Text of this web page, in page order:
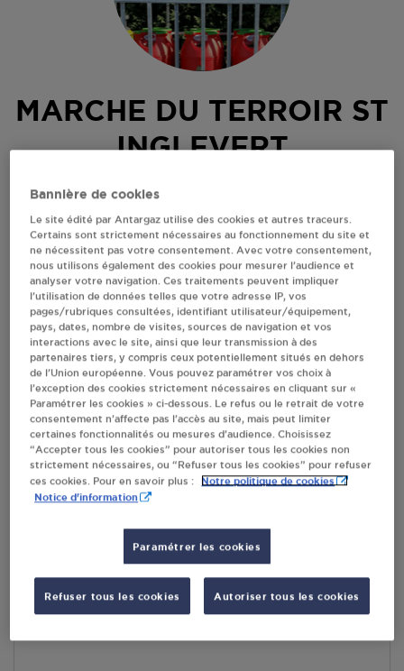
MARCHE DU TERROIR ST
INGLEVERT
1 RUE DU CHATAIGNER
Revendeur de bouteilles de gaz
S'Y RENDRE
AFFICHER LE TÉLÉPHONE
RECEVOIR LES COORDONNÉES DU REVENDEUR
En cliquant sur « S’y rendre », j’autorise le traitement
d’informations (dont mon adresse IP) et leur transfert hors UE
par Google Maps afin d’afficher la carte.
En savoir plus
Accès
Bannière de cookies
Le site édité par Antargaz utilise des cookies et autres traceurs.
Certains sont strictement nécessaires au fonctionnement du site et
ne nécessitent pas votre consentement. Avec votre consentement,
nous utilisons également des cookies pour mesurer l’audience et
analyser votre navigation. Ces traitements peuvent impliquer
l’utilisation de données telles que votre adresse IP, vos
pages/rubriques consultées, identifiant utilisateur/équipement,
pays, dates, nombre de visites, sources de navigation et vos
interactions avec le site, ainsi que leur transmission à des
partenaires tiers, y compris ceux potentiellement situés en dehors
de l’Union européenne. Vous pouvez paramétrer vos choix à
l’exception des cookies strictement nécessaires en cliquant sur «
Paramétrer les cookies » ci-dessous. Le refus ou le retrait de votre
consentement n’affecte pas l’accès au site, mais peut limiter
certaines fonctionnalités ou mesures d’audience. Choisissez
“Accepter tous les cookies” pour autoriser tous les cookies non
strictement nécessaires, ou “Refuser tous les cookies” pour refuser
ces cookies. Pour en savoir plus :
Notre politique de cookies
Notice d'information
Paramétrer les cookies
Refuser tous les cookies Autoriser tous les cookies